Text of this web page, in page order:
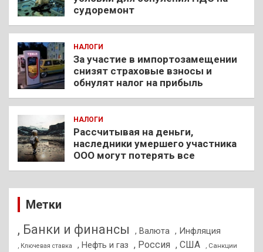
судоремонт
НАЛОГИ
За участие в импортозамещении
снизят страховые взносы и
обнулят налог на прибыль
НАЛОГИ
Рассчитывая на деньги,
наследники умершего участника
ООО могут потерять все
Метки
, Банки и финансы , Валюта , Инфляция
, Ключевая ставка , Нефть и газ , Россия , США , Санкции